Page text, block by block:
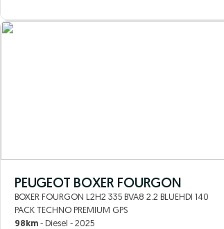
PEUGEOT BOXER FOURGON
BOXER FOURGON L2H2 335 BVA8 2.2 BLUEHDI 140
PACK TECHNO PREMIUM GPS
98km - Diesel - 2025